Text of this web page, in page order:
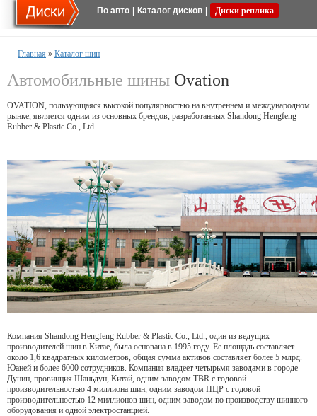
По авто Каталог дисков Диски реплика
Главная » Каталог шин
Автомобильные шины Ovation
OVATION, пользующаяся высокой популярностью на внутреннем и международном
рынке, является одним из основных брендов, разработанных Shandong Hengfeng
Rubber & Plastic Co., Ltd.
Компания Shandong Hengfeng Rubber & Plastic Co., Ltd., один из ведущих
производителей шин в Китае, была основана в 1995 году. Ее площадь составляет
около 1,6 квадратных километров, общая сумма активов составляет более 5 млрд.
Юаней и более 6000 сотрудников. Компания владеет четырьмя заводами в городе
Дунин, провинция Шаньдун, Китай, одним заводом TBR с годовой
производительностью 4 миллиона шин, одним заводом ПЦР с годовой
производительностью 12 миллионов шин, одним заводом по производству шинного
оборудования и одной электростанцией.